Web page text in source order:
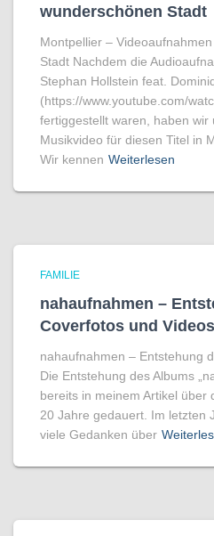
wunderschönen Stadt
Montpellier –
Stadt Nachdem die
Stephan Hollstein feat.
(https://www.youtube.com/
fertiggestellt waren, haben wir
Musikvideo für diesen Titel in
Wir kennen Weiterlesen
FAMILIE
nahaufnahmen –
Coverfotos und Videos
nahaufnahmen – Entstehung
Die Entstehung des Albums
bereits in meinem Artikel über
20 Jahre gedauert. Im letzten
viele Gedanken über